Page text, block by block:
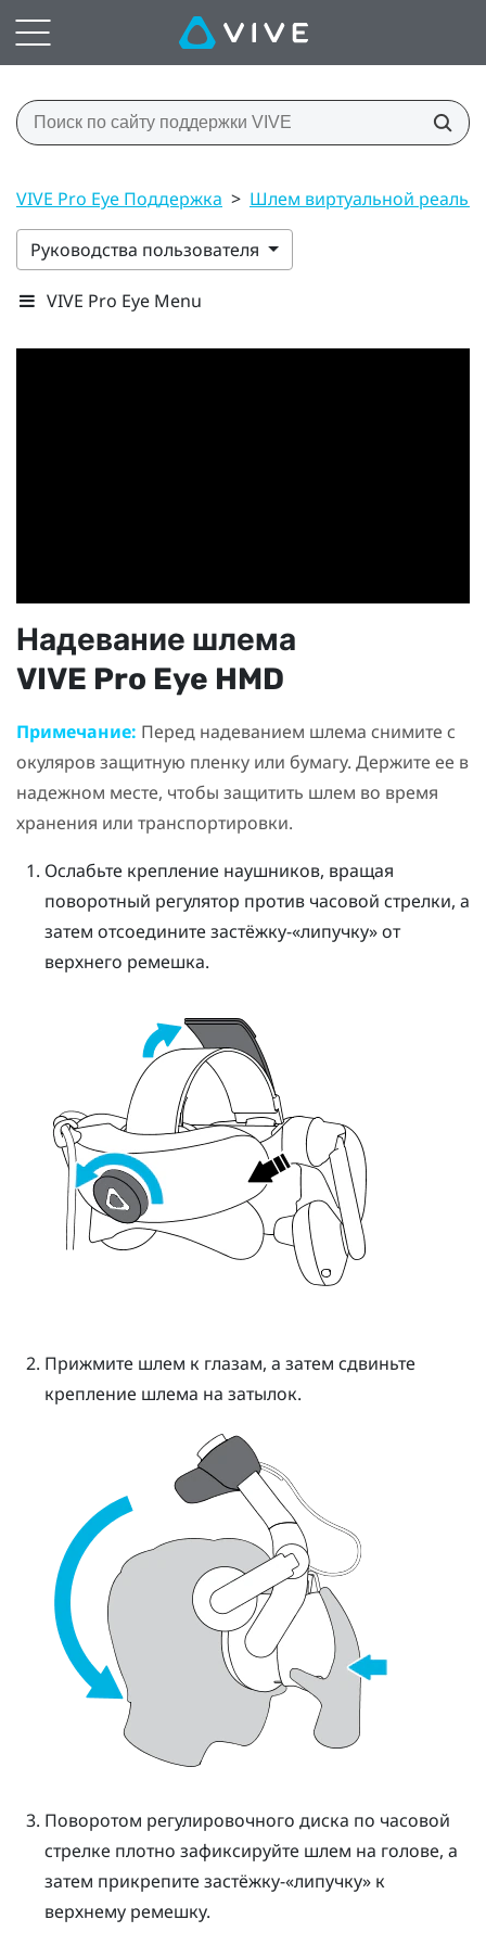
VIVE Pro Eye Поддержка > Шлем виртуальной
Руководства пользователя
VIVE Pro Eye Menu
Надевание шлема
VIVE Pro Eye HMD
Примечание: Перед надеванием шлема снимите с
окуляров защитную пленку или бумагу. Держите ее в
надежном месте, чтобы защитить шлем во время
хранения или транспортировки.
Ослабьте крепление наушников, вращая
поворотный регулятор против часовой стрелки, а
затем отсоедините застёжку-«липучку» от
верхнего ремешка.
Прижмите шлем к глазам, а затем сдвиньте
крепление шлема на затылок.
Поворотом регулировочного диска по часовой
стрелке плотно зафиксируйте шлем на голове, а
затем прикрепите застёжку-«липучку» к
верхнему ремешку.